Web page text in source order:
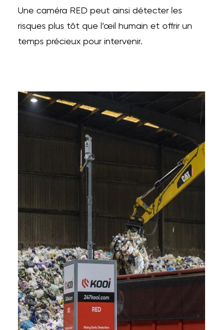
Une caméra RED peut ainsi détecter les
risques plus tôt que l’œil humain et offrir un
temps précieux pour intervenir.